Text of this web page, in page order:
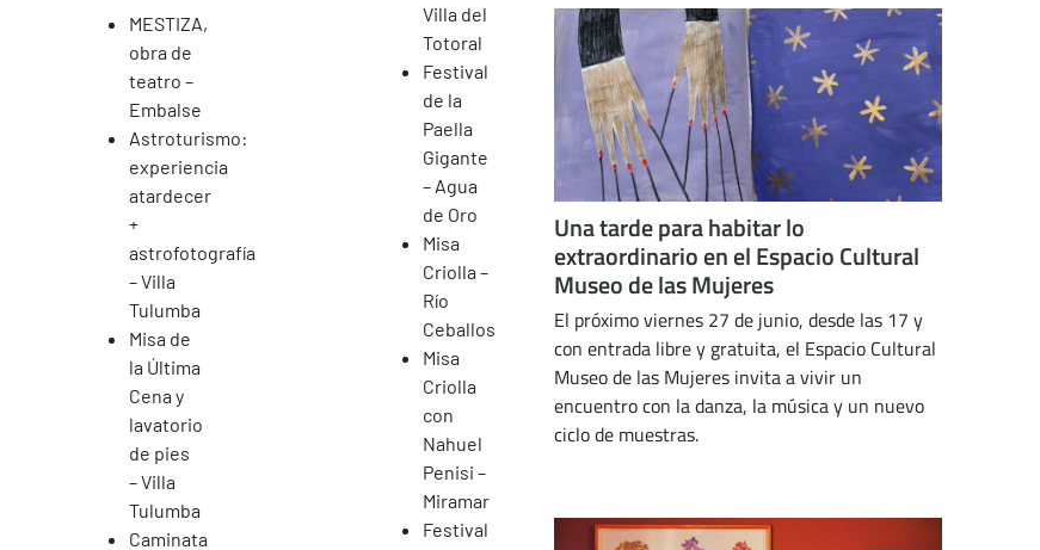
MESTIZA,
obra de
teatro –
Embalse
Astroturismo:
experiencia
atardecer
+
astrofotografía
– Villa
Tulumba
Misa de
la Última
Cena y
lavatorio
de pies
– Villa
Tulumba
Caminata
Villa del
Totoral
Festival
de la
Paella
Gigante
– Agua
de Oro
Misa
Criolla –
Río
Ceballos
Misa
Criolla
con
Nahuel
Penisi –
Miramar
Festival
Una tarde para habitar lo
extraordinario en el Espacio Cultural
Museo de las Mujeres
El próximo viernes 27 de junio, desde las 17 y
con entrada libre y gratuita, el Espacio Cultural
Museo de las Mujeres invita a vivir un
encuentro con la danza, la música y un nuevo
ciclo de muestras.